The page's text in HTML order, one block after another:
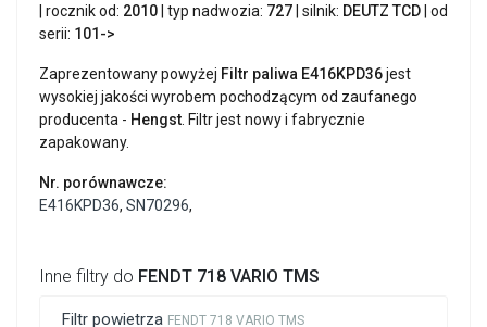
Inne filtry do FENDT 718 VARIO TMS
Filtr powietrza FENDT 718 VARIO TMS
| rocznik od: 2010 | typ nadwozia: 727 | silnik: DEUTZ TCD | od
serii: 101->
Zaprezentowany powyżej Filtr paliwa E416KPD36jest
wysokiej jakości wyrobem pochodzącym od zaufanego
producenta - Hengst . Filtr jest nowy i fabrycznie
zapakowany.
Nr. porównawcze:
E416KPD36, SN70296,